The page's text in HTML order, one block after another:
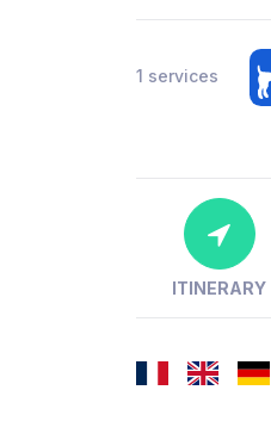
1 services
ITINERARY